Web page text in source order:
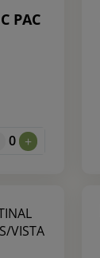
PAC
0 +